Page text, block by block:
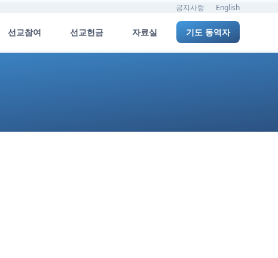
공지사항 English
선교참여 선교헌금 자료실 기도 동역자